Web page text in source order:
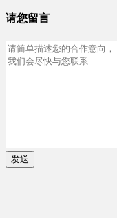
请您留言
发送